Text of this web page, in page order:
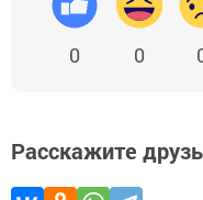
0 0
Расскажите